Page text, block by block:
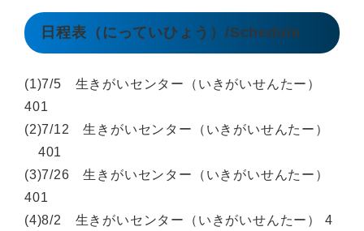
日程表（にっていひょう）/Schedule
(1)7/5 生きがいセンター（いきがいせんたー）
401
(2)7/12 生きがいセンター（いきがいせんたー）
401
(3)7/26 生きがいセンター（いきがいせんたー）
401
(4)8/2 生きがいセンター（いきがいせんたー） 4